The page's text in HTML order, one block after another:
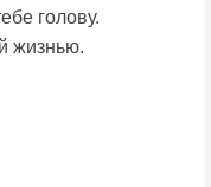
голову.
жизнью.